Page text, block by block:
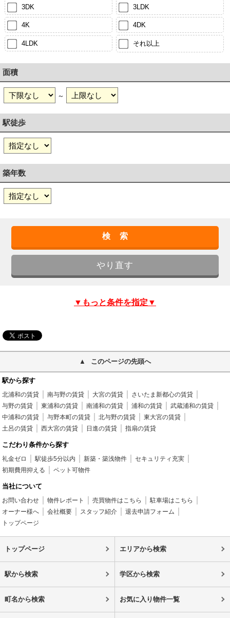
3DK 3LDK
4K 4DK
4LDK それ以上
面積
～
駅徒歩
築年数
▼もっと条件を指定▼
このページの先頭へ
駅から探す
北浦和の賃貸 南与野の賃貸 大宮の賃貸
さいたま新都心の賃貸
与野の賃貸
東浦和の賃貸 南浦和の賃貸 浦和の賃貸
武蔵浦和の賃貸
中浦和の賃貸
与野本町の賃貸 北与野の賃貸
東大宮の賃貸
土呂の賃貸
西大宮の賃貸 日進の賃貸 指扇の賃貸
こだわり条件から探す
礼金ゼロ 駅徒歩5分以内 新築・築浅物件
セキュリティ充実
初期費用抑える
ペット可物件
当社について
お問い合わせ 物件レポート 売買物件はこちら
駐車場はこちら
オーナー様へ
会社概要 スタッフ紹介
退去申請フォーム
トップページ
トップページ エリアから検索
駅から検索 学区から検索
町名から検索 お気に入り物件一覧